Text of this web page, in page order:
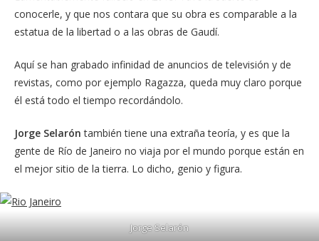
conocerle, y que nos contara que su obra es comparable a la
estatua de la libertad o a las obras de Gaudí.
Aquí se han grabado infinidad de anuncios de televisión y de
revistas, como por ejemplo Ragazza, queda muy claro porque
él está todo el tiempo recordándolo.
Jorge Selarón también tiene una extraña teoría, y es que la
gente de Río de Janeiro no viaja por el mundo porque están en
el mejor sitio de la tierra. Lo dicho, genio y figura.
Jorge Selarón